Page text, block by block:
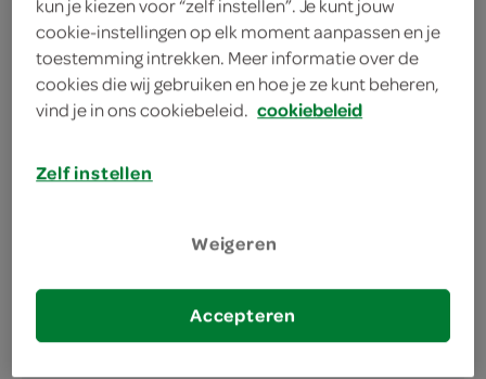
een keer wat anders dan een kaartje
heerlijk Belgische melk chocolade
maak een topper blij met deze chocoladetegel!
omschrijving
kun je kiezen voor “zelf instellen”. Je kunt jouw
cookie-instellingen op elk moment aanpassen en je
toestemming intrekken. Meer informatie over de
cookies die wij gebruiken en hoe je ze kunt beheren,
vind je in ons cookiebeleid. cookiebeleid
Zelf instellen
Weigeren
Accepteren